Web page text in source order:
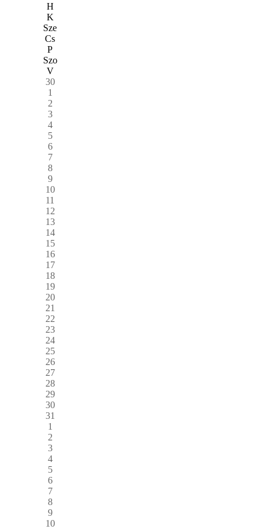
H
K
Sze
Cs
P
Szo
V
30
1
2
3
4
5
6
7
8
9
10
11
12
13
14
15
16
17
18
19
20
21
22
23
24
25
26
27
28
29
30
31
1
2
3
4
5
6
7
8
9
10